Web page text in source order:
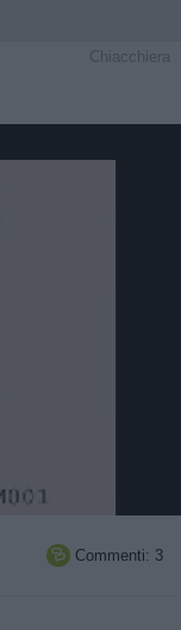
Chiacchiera
 Commenti: 3